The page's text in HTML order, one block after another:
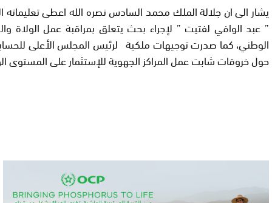
يشار الى ان جلالة الملك محمد السادس نصره الله اعطى تعليماته
” عبد الوافي لفتيت ” لإجراء بحث يتعلق بمراقبة عمل الولاة
الوطني، كما صدرت توجيهات ملكية لرئيس المجلس الأعلى
حول خروقات شابت عمل المراكز الجهوية للإستثمار على المستوى